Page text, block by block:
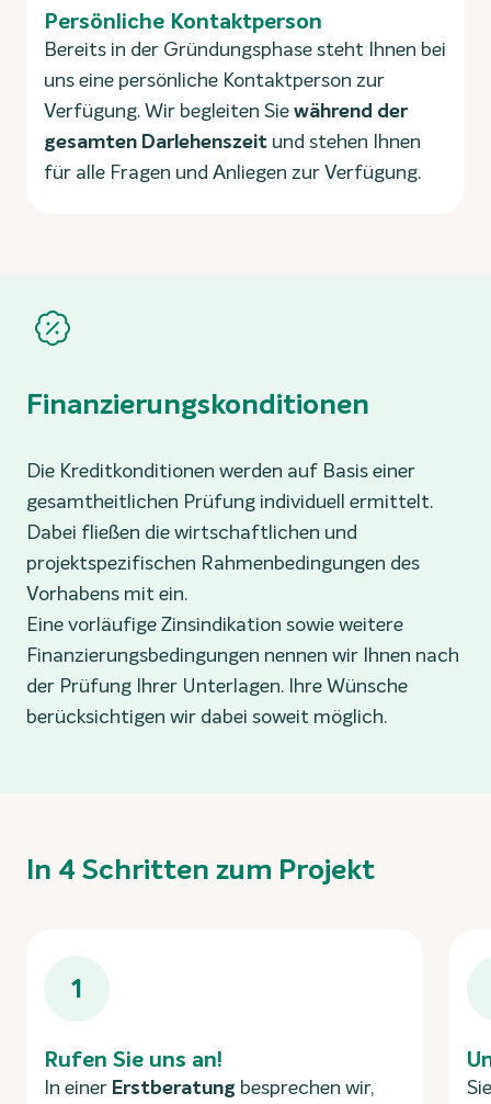
Persönliche Kontaktperson
Bereits in der Gründungsphase steht Ihnen bei
uns eine persönliche Kontaktperson zur
Verfügung. Wir begleiten Siewährend der
gesamten Darlehenszeit und stehen Ihnen
für alle Fragen und Anliegen zur Verfügung.
Finanzierungskonditionen
Die Kreditkonditionen werden auf Basis einer
gesamtheitlichen Prüfung individuell ermittelt.
Dabei fließen die wirtschaftlichen und
projektspezifischen Rahmenbedingungen des
Vorhabens mit ein.
Eine vorläufige Zinsindikation sowie weitere
Finanzierungsbedingungen nennen wir Ihnen nach
der Prüfung Ihrer Unterlagen. Ihre Wünsche
berücksichtigen wir dabei soweit möglich.
In 4 Schritten zum Projekt
1
Rufen Sie uns an!
In einer Erstberatung besprechen wir,